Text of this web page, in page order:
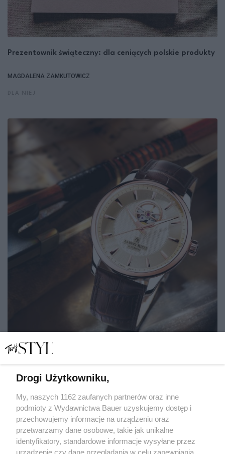
Prezentownik świąteczny: dla ceniących polskie produkty
MAGDALENA ZAMKUTOWICZ
sukcesów
MAGDALENA ZAMKUTOWICZ
Drogi Użytkowniku,
My, naszych 1162 zaufanych partnerów oraz inne
podmioty z Wydawnictwa Bauer uzyskujemy dostęp i
przechowujemy informacje na urządzeniu oraz
przetwarzamy dane osobowe, takie jak unikalne
identyfikatory, standardowe informacje wysyłane przez
urządzenie czy dane przeglądania w celu zapewniania